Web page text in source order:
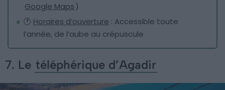
Google Maps)
🕐 Horaires d’ouverture : Accessible toute
l’année, de l’aube au crépuscule
7. Le téléphérique d’Agadir